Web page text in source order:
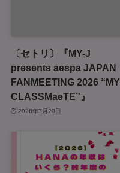
〔セトリ〕『MY-J
presents aespa JAPAN
FANMEETING 2026 “MY
CLASSMaeTE”』
2026年7月20日